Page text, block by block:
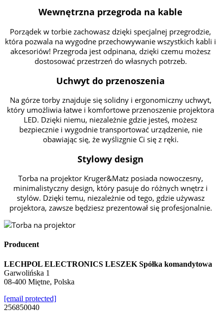
Wewnętrzna przegroda na kable
Porządek w torbie zachowasz dzięki specjalnej przegrodzie,
która pozwala na wygodne przechowywanie wszystkich kabli i
akcesoriów! Przegroda jest odpinana, dzięki czemu możesz
dostosować przestrzeń do własnych potrzeb.
Uchwyt do przenoszenia
Na górze torby znajduje się solidny i ergonomiczny uchwyt,
który umożliwia łatwe i komfortowe przenoszenie projektora
LED. Dzięki niemu, niezależnie gdzie jesteś, możesz
bezpiecznie i wygodnie transportować urządzenie, nie
obawiając się, że wyślizgnie Ci się z ręki.
Stylowy design
Torba na projektor Kruger&Matz posiada nowoczesny,
minimalistyczny design, który pasuje do różnych wnętrz i
stylów. Dzięki temu, niezależnie od tego, gdzie używasz
projektora, zawsze będziesz prezentował się profesjonalnie.
Producent
LECHPOL ELECTRONICS LESZEK Spółka komandytowa
Garwolińska 1
08-400 Miętne, Polska
[email protected]
256850040